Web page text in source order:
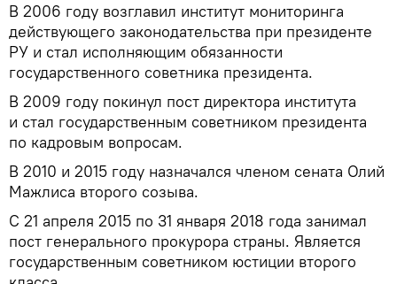
В 2006 году возглавил институт мониторинга
действующего законодательства при президенте
РУ и стал исполняющим обязанности
государственного советника президента.
В 2009 году покинул пост директора института
и стал государственным советником президента
по кадровым вопросам.
В 2010 и 2015 году назначался членом сената Олий
Мажлиса второго созыва.
С 21 апреля 2015 по 31 января 2018 года занимал
пост генерального прокурора страны. Является
государственным советником юстиции второго